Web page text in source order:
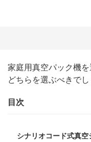
家庭用真空パック機
どちらを選ぶべきでし
目次
シナリオコード式真